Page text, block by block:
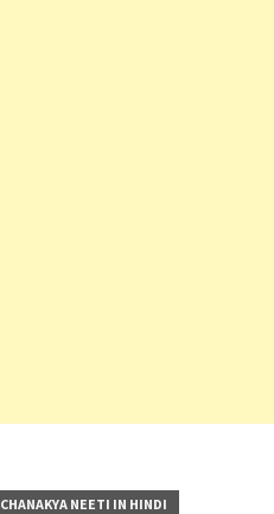
CHANAKYA NEETI IN HINDI